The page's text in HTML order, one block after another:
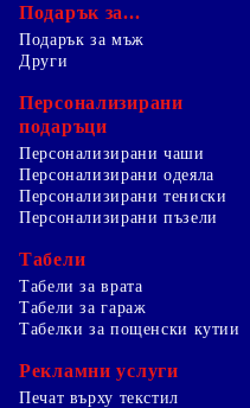
Подарък за...
Подарък за мъж
Други
Персонализирани
подаръци
Персонализирани чаши
Персонализирани одеяла
Персонализирани тениски
Персонализирани пъзели
Табели
Табели за врата
Табели за гараж
Табелки за пощенски кутии
Рекламни услуги
Печат върху текстил